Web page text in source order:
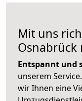
Mit uns
Osnabrück
Entspannt und
unserem
wir Ihnen eine